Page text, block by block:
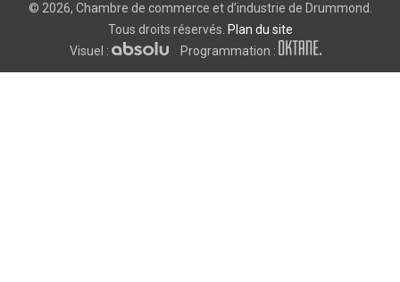
© 2026, Chambre de commerce et d’industrie de Drummond.
Tous droits réservés. Plan du site
Visuel :
Programmation :